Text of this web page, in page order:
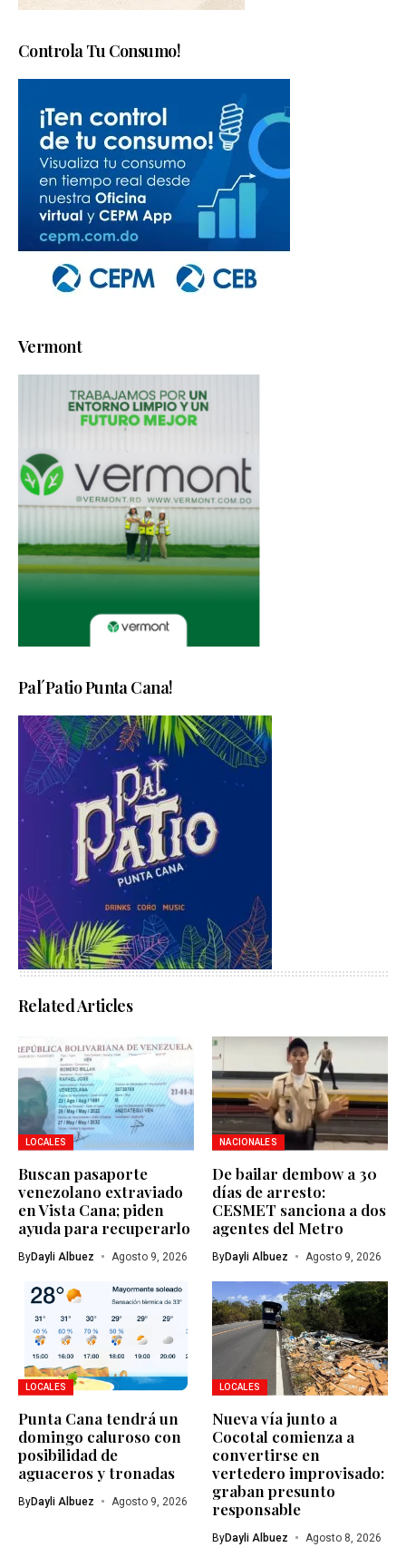
Controla Tu Consumo!
Vermont
Pal´Patio Punta Cana!
Related Articles
LOCALES
Buscan pasaporte
venezolano extraviado
en Vista Cana; piden
ayuda para recuperarlo
ByDayli Albuez Agosto 9, 2026
NACIONALES
De bailar dembow a 30
días de arresto:
CESMET sanciona a dos
agentes del Metro
ByDayli Albuez Agosto 9, 2026
LOCALES
Punta Cana tendrá un
domingo caluroso con
posibilidad de
aguaceros y tronadas
ByDayli Albuez Agosto 9, 2026
LOCALES
Nueva vía junto a
Cocotal comienza a
convertirse en
vertedero improvisado:
graban presunto
responsable
ByDayli Albuez Agosto 8, 2026